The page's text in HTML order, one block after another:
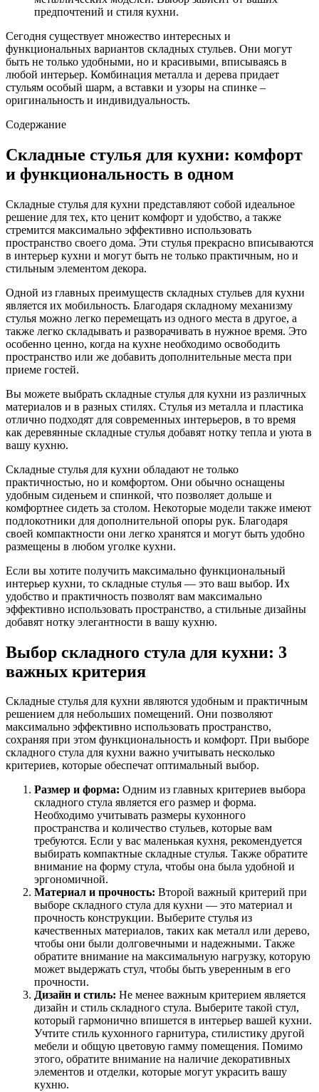
предпочтений и стиля кухни.
Сегодня существует множество интересных и
функциональных вариантов складных стульев. Они могут
быть не только удобными, но и красивыми, вписываясь в
любой интерьер. Комбинация металла и дерева придает
стульям особый шарм, а вставки и узоры на спинке –
оригинальность и индивидуальность.
Содержание
Складные стулья для кухни: комфорт
и функциональность в одном
Складные стулья для кухни представляют собой идеальное
решение для тех, кто ценит комфорт и удобство, а также
стремится максимально эффективно использовать
пространство своего дома. Эти стулья прекрасно вписываются
в интерьер кухни и могут быть не только практичным, но и
стильным элементом декора.
Одной из главных преимуществ складных стульев для кухни
является их мобильность. Благодаря складному механизму
стулья можно легко перемещать из одного места в другое, а
также легко складывать и разворачивать в нужное время. Это
особенно ценно, когда на кухне необходимо освободить
пространство или же добавить дополнительные места при
приеме гостей.
Вы можете выбрать складные стулья для кухни из различных
материалов и в разных стилях. Стулья из металла и пластика
отлично подходят для современных интерьеров, в то время
как деревянные складные стулья добавят нотку тепла и уюта в
вашу кухню.
Складные стулья для кухни обладают не только
практичностью, но и комфортом. Они обычно оснащены
удобным сиденьем и спинкой, что позволяет дольше и
комфортнее сидеть за столом. Некоторые модели также имеют
подлокотники для дополнительной опоры рук. Благодаря
своей компактности они легко хранятся и могут быть удобно
размещены в любом уголке кухни.
Если вы хотите получить максимально функциональный
интерьер кухни, то складные стулья — это ваш выбор. Их
удобство и практичность позволят вам максимально
эффективно использовать пространство, а стильные дизайны
добавят нотку элегантности в вашу кухню.
Выбор складного стула для кухни: 3
важных критерия
Складные стулья для кухни являются удобным и практичным
решением для небольших помещений. Они позволяют
максимально эффективно использовать пространство,
сохраняя при этом функциональность и комфорт. При выборе
складного стула для кухни важно учитывать несколько
критериев, которые обеспечат оптимальный выбор.
Размер и форма: Одним из главных критериев выбора
складного стула является его размер и форма.
Необходимо учитывать размеры кухонного
пространства и количество стульев, которые вам
требуются. Если у вас маленькая кухня, рекомендуется
выбирать компактные складные стулья. Также обратите
внимание на форму стула, чтобы она была удобной и
эргономичной.
Материал и прочность: Второй важный критерий при
выборе складного стула для кухни — это материал и
прочность конструкции. Выберите стулья из
качественных материалов, таких как металл или дерево,
чтобы они были долговечными и надежными. Также
обратите внимание на максимальную нагрузку, которую
может выдержать стул, чтобы быть уверенным в его
прочности.
Дизайн и стиль: Не менее важным критерием является
дизайн и стиль складного стула. Выберите такой стул,
который гармонично впишется в интерьер вашей кухни.
Учтите стиль кухонного гарнитура, стилистику другой
мебели и общую цветовую гамму помещения. Помимо
этого, обратите внимание на наличие декоративных
элементов и отделки, которые могут украсить вашу
кухню.